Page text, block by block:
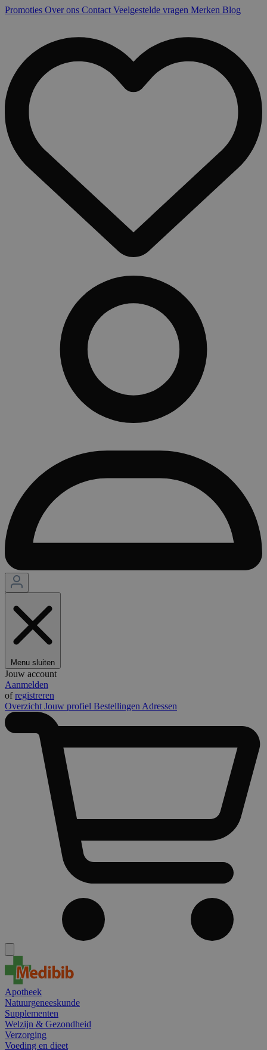
Promoties Over ons Contact Veelgestelde vragen Merken Blog
Menu sluiten
Jouw account
Aanmelden
ofregistreren
Overzicht Jouw profiel Bestellingen Adressen
Apotheek
Natuurgeneeskunde
Supplementen
Welzijn & Gezondheid
Verzorging
Voeding en dieet